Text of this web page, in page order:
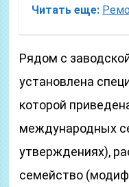
Читать еще:
Рядом с
установлена
которой
международных
утверждениях),
семейство